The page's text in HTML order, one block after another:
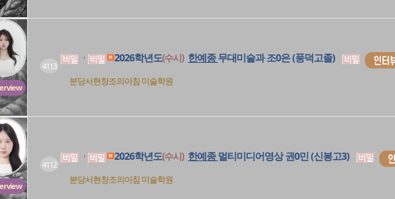
4113
ㆍ 2026학년도(수시) 한예종무대미술과 조0은 (풍덕고졸)
분당서현창조의아침 미술학원
4112
ㆍ 2026학년도(수시) 한예종멀티미디어영상 권0민 (신봉고3)
분당서현창조의아침 미술학원